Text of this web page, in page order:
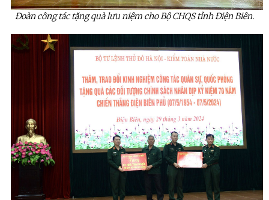
Đoàn công tác tặng quà lưu niệm cho Bộ CHQS tỉnh Điện Biên.